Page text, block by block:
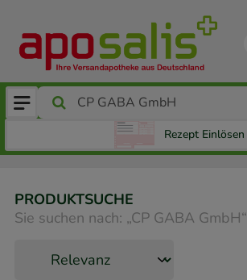
Rezept Einlösen
PRODUKTSUCHE
Sie suchen nach: „CP GABA GmbH“